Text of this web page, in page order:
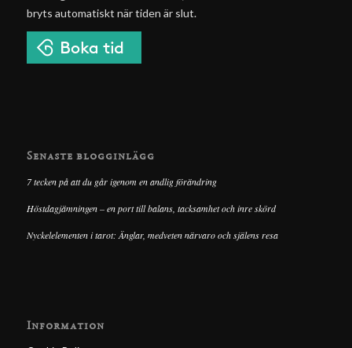
bryts automatiskt när tiden är slut.
Senaste blogginlägg
7 tecken på att du går igenom en andlig förändring
Höstdagjämningen – en port till balans, tacksamhet och inre skörd
Nyckelelementen i tarot: Änglar, medveten närvaro och själens resa
Information